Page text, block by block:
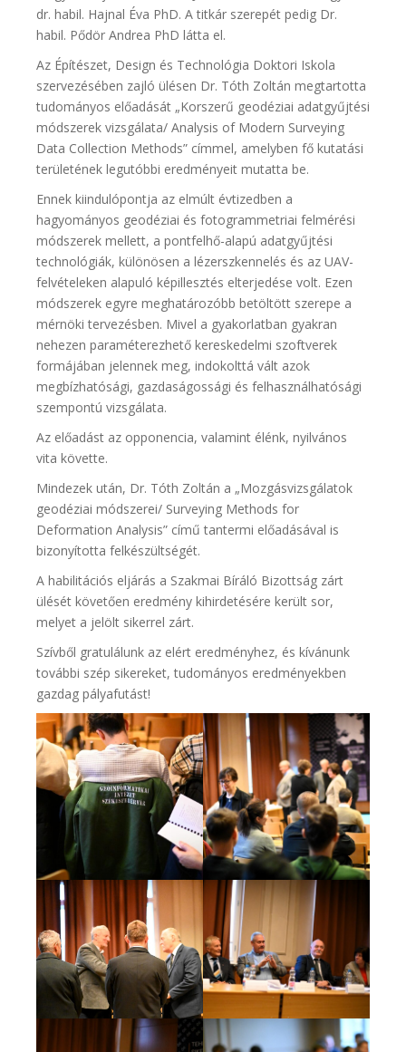
dr. habil. Hajnal Éva PhD. A titkár szerepét pedig Dr.
habil. Pődör Andrea PhD látta el.
Az Építészet, Design és Technológia Doktori Iskola
szervezésében zajló ülésen Dr. Tóth Zoltán megtartotta
tudományos előadását „Korszerű geodéziai adatgyűjtési
módszerek vizsgálata/ Analysis of Modern Surveying
Data Collection Methods” címmel, amelyben fő kutatási
területének legutóbbi eredményeit mutatta be.
Ennek kiindulópontja az elmúlt évtizedben a
hagyományos geodéziai és fotogrammetriai felmérési
módszerek mellett, a pontfelhő-alapú adatgyűjtési
technológiák, különösen a lézerszkennelés és az UAV-
felvételeken alapuló képillesztés elterjedése volt. Ezen
módszerek egyre meghatározóbb betöltött szerepe a
mérnöki tervezésben. Mivel a gyakorlatban gyakran
nehezen paraméterezhető kereskedelmi szoftverek
formájában jelennek meg, indokolttá vált azok
megbízhatósági, gazdaságossági és felhasználhatósági
szempontú vizsgálata.
Az előadást az opponencia, valamint élénk, nyilvános
vita követte.
Mindezek után, Dr. Tóth Zoltán a „Mozgásvizsgálatok
geodéziai módszerei/ Surveying Methods for
Deformation Analysis” című tantermi előadásával is
bizonyította felkészültségét.
A habilitációs eljárás a Szakmai Bíráló Bizottság zárt
ülését követően eredmény kihirdetésére került sor,
melyet a jelölt sikerrel zárt.
Szívből gratulálunk az elért eredményhez, és kívánunk
további szép sikereket, tudományos eredményekben
gazdag pályafutást!